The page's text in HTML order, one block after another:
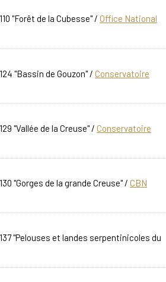
"Forêt de la Cubesse"/ Office National
"Bassin de Gouzon"/ Conservatoire
"Vallée de la Creuse"/ Conservatoire
"Gorges de la grande Creuse"/ CBN
"Pelouses et landes serpentinicoles du